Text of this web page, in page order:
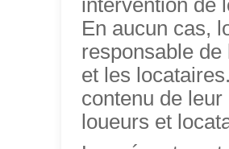
intervention de
En aucun cas,
responsable
et les
contenu de
loueurs et